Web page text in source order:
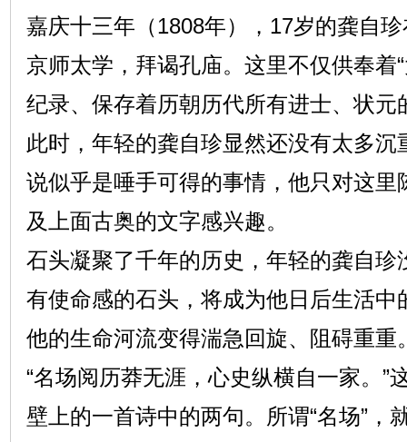
嘉庆十三年（1808年），17岁的龚自
京师太学，拜谒孔庙。这里不仅供奉着
纪录、保存着历朝历代所有进士、状元
此时，年轻的龚自珍显然还没有太多沉
说似乎是唾手可得的事情，他只对这里
及上面古奥的文字感兴趣。
石头凝聚了千年的历史，年轻的龚自珍
有使命感的石头，将成为他日后生活中
他的生命河流变得湍急回旋、阻碍重重
“名场阅历莽无涯，心史纵横自一家。”
壁上的一首诗中的两句。所谓“名场”，